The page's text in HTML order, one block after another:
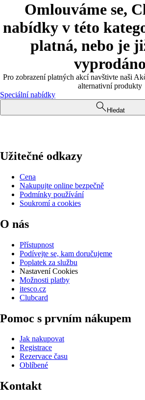
Omlouváme se,
nabídky v této
platná, nebo je
vyprodáno
Pro zobrazení platných akcí navštivte naši
alternativní produkty
Speciální nabídky
Hledat
Užitečné odkazy
Cena
Nakupujte online bezpečně
Podmínky používání
Soukromí a cookies
O nás
Přístupnost
Podívejte se, kam doručujeme
Poplatek za službu
Nastavení Cookies
Možnosti platby
itesco.cz
Clubcard
Pomoc s prvním nákupem
Jak nakupovat
Registrace
Rezervace času
Oblíbené
Kontakt